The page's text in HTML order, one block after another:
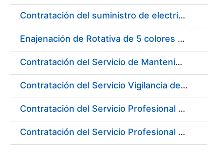
Contratación del suministro de electricidad a los diferentes centros de trabajo de la FNMT-RCM
Enajenación de Rotativa de 5 colores Goebel Optiforma FRR-520
Contratación del Servicio de Mantenimiento y Soporte 8X5 para productos y desarrollos ReadSoft y productos Windows para el entorno de Digitalización 2017
Contratación del Servicio Vigilancia de la Salud y Diversas Actividades Preventivas en la Fábrica de Papel de Burgos y Actividades Sanitarias en los Centros de Trabajo de Madrid, de la FNMT-RCM
Contratación del Servicio Profesional de Asesoramiento Jurídico
Contratación del Servicio Profesional de Defensa y Representación Jurídico Laboral